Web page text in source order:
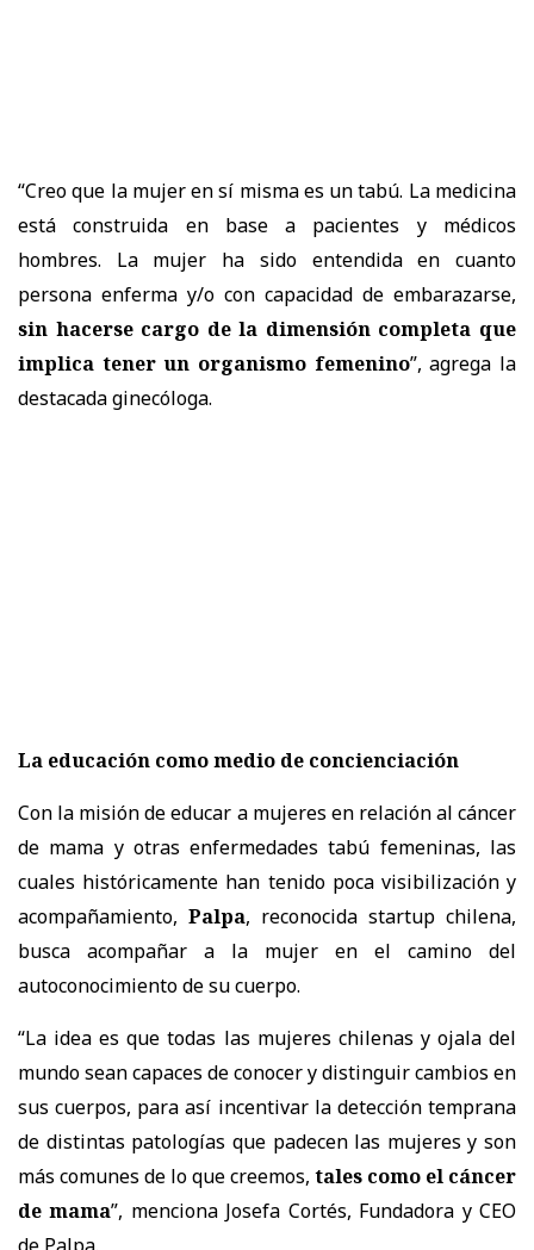
“Creo que la mujer en sí misma es un tabú. La medicina
está construida en base a pacientes y médicos
hombres. La mujer ha sido entendida en cuanto
persona enferma y/o con capacidad de embarazarse,
sin hacerse cargo de la dimensión completa que
implica tener un organismo femenino”, agrega la
destacada ginecóloga.
La educación como medio de concienciación
Con la misión de educar a mujeres en relación al cáncer
de mama y otras enfermedades tabú femeninas, las
cuales históricamente han tenido poca visibilización y
acompañamiento, Palpa, reconocida startup chilena,
busca acompañar a la mujer en el camino del
autoconocimiento de su cuerpo.
“La idea es que todas las mujeres chilenas y ojala del
mundo sean capaces de conocer y distinguir cambios en
sus cuerpos, para así incentivar la detección temprana
de distintas patologías que padecen las mujeres y son
más comunes de lo que creemos, tales como el cáncer
de mama”, menciona Josefa Cortés, Fundadora y CEO